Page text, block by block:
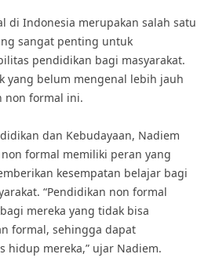
di Indonesia merupakan salah satu
sangat penting untuk
pendidikan bagi masyarakat.
yang belum mengenal lebih jauh
non formal ini.
dan Kebudayaan, Nadiem
formal memiliki peran yang
kesempatan belajar bagi
“Pendidikan non formal
mereka yang tidak bisa
formal, sehingga dapat
hidup mereka,” ujar Nadiem.